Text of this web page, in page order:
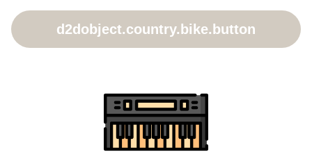
d2dobject.country.bike.button